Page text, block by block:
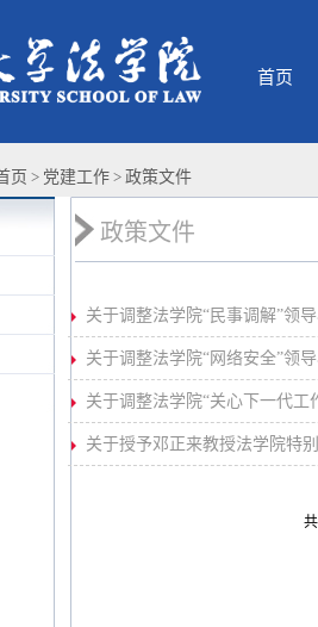
首页
页 > 党建工作 > 政策文件
政策文件
关于调整法学院“民事调解”领
关于调整法学院“网络安全”领
关于调整法学院“关心下一代工
关于授予邓正来教授法学院特